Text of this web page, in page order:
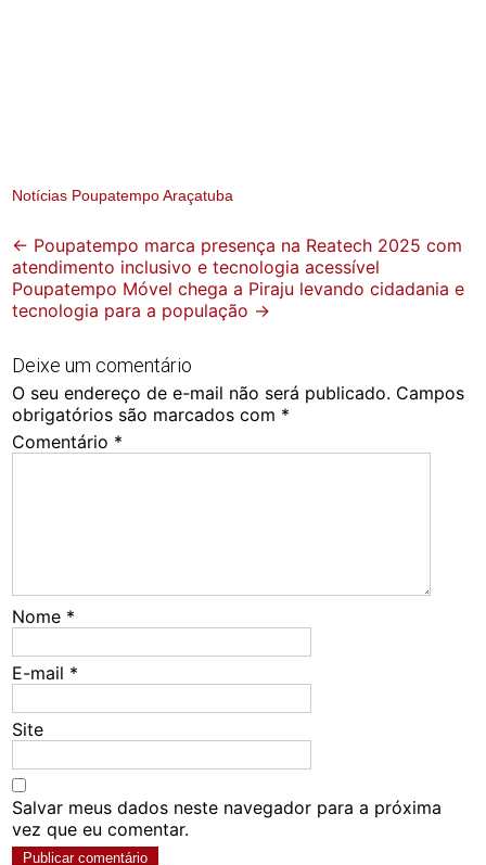
Notícias Poupatempo Araçatuba
Post
navigation
← Poupatempo marca presença na Reatech 2025 com
atendimento inclusivo e tecnologia acessível
Poupatempo Móvel chega a Piraju levando cidadania e
tecnologia para a população →
Deixe um comentário
O seu endereço de e-mail não será publicado. Campos
obrigatórios são marcados com *
Comentário *
Nome *
E-mail *
Site
Salvar meus dados neste navegador para a próxima
vez que eu comentar.